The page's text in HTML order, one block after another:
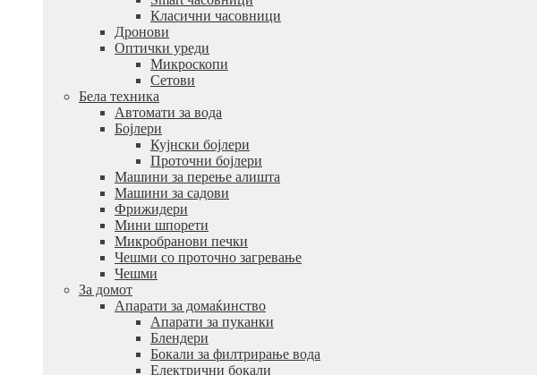
Класични часовници
Дронови
Оптички уреди
Микроскопи
Сетови
Бела техника
Автомати за вода
Бојлери
Кујнски бојлери
Проточни бојлери
Машини за перење алишта
Машини за садови
Фрижидери
Мини шпорети
Микробранови печки
Чешми со проточно загревање
Чешми
За домот
Апарати за домаќинство
Апарати за пуканки
Блендери
Бокали за филтрирање вода
Електрични бокали